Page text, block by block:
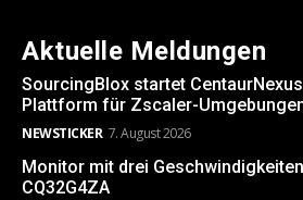
Aktuelle Meldungen
SourcingBlox startet
Plattform für Zscaler-
NEWSTICKER 7. August 2026
Monitor mit drei
CQ32G4ZA